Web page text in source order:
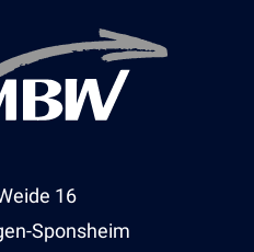
16
Sponsheim